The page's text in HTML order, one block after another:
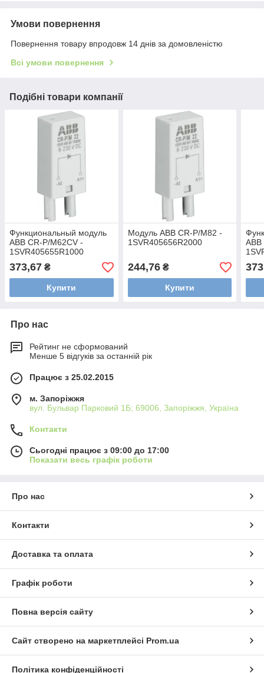
Умови повернення
Повернення товару впродовж 14 днів за домовленістю
Всі умови повернення
Подібні товари компанії
Функциональный модуль
ABB CR-P/M62CV -
1SVR405655R1000
373,67 ₴
Купити
Модуль ABB CR-P/M82 -
1SVR405656R2000
244,76₴
Купити
Про нас
Рейтинг не сформований
Менше 5 відгуків за останній рік
Працює з 25.02.2015
м. Запоріжжя
вул. Бульвар Парковий 1Б; 69006, Запоріжжя, Україна
Контакти
Сьогодні працює з 09:00 до 17:00
Показати весь графік роботи
Про нас
Контакти
Доставка та оплата
Графік роботи
Повна версія сайту
Сайт створено на маркетплейсі Prom.ua
Політика конфіденційності